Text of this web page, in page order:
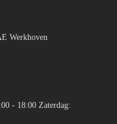
Werkhoven
- 18:00 Zaterdag: